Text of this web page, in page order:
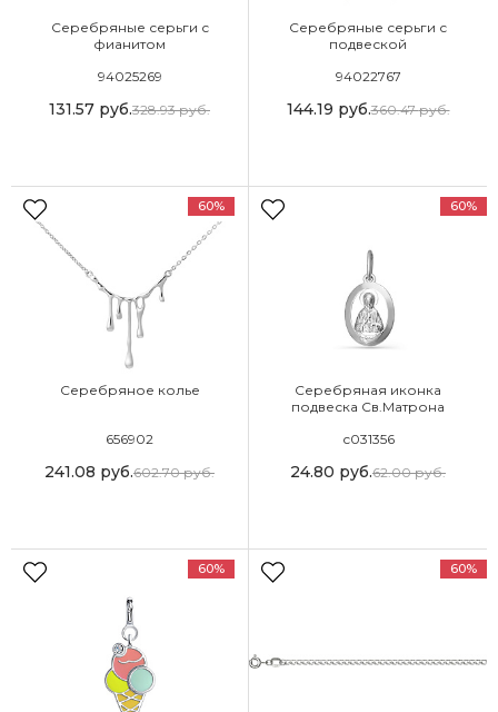
Серебряные серьги с
фианитом
94025269
131.57 руб.328.93руб.
Серебряные серьги с
подвеской
94022767
144.19 руб.360.47руб.
60%
Серебряное колье
656902
241.08 руб.602.70руб.
60%
Серебряная иконка
подвеска Св.Матрона
с031356
24.80 руб.62.00руб.
60% 60%